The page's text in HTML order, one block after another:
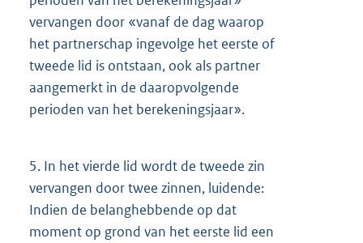
vervangen door «vanaf de dag waarop
het partnerschap ingevolge het eerste of
tweede lid is ontstaan, ook als partner
aangemerkt in de daaropvolgende
perioden van het berekeningsjaar».
5. In het vierde lid wordt de tweede zin
vervangen door twee zinnen, luidende:
Indien de belanghebbende op dat
moment op grond van het eerste lid een